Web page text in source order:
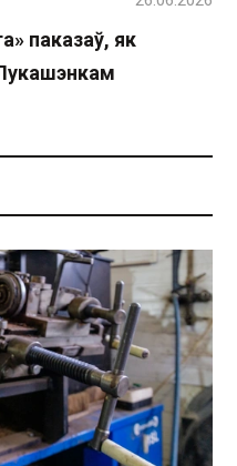
паказаў, як